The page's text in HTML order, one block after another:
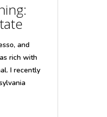
and
rich with
I recently